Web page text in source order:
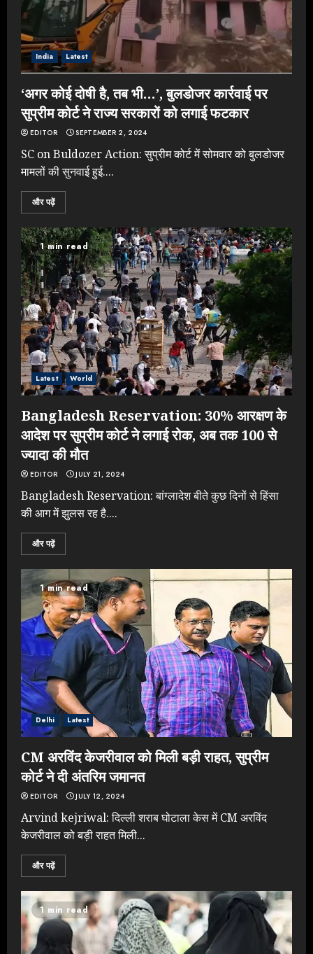
India Latest
‘अगर कोई दोषी है, तब भी…’, बुलडोजर कार्रवाई पर
सुप्रीम कोर्ट ने राज्य सरकारों को लगाई फटकार
EDITOR SEPTEMBER 2, 2024
SC on Buldozer Action: सुप्रीम कोर्ट में सोमवार को बुलडोजर
मामलों की सुनवाई हुई....
और पढ़ें
1 min read
Latest World
Bangladesh Reservation: 30% आरक्षण के
आदेश पर सुप्रीम कोर्ट ने लगाई रोक, अब तक 100 से
ज्यादा की मौत
EDITOR JULY 21, 2024
Bangladesh Reservation: बांग्लादेश बीते कुछ दिनों से हिंसा
की आग में झुलस रह है....
और पढ़ें
1 min read
Delhi Latest
CM अरविंद केजरीवाल को मिली बड़ी राहत, सुप्रीम
कोर्ट ने दी अंतरिम जमानत
EDITOR JULY 12, 2024
Arvind kejriwal: दिल्ली शराब घोटाला केस में CM अरविंद
केजरीवाल को बड़ी राहत मिली...
और पढ़ें
1 min read